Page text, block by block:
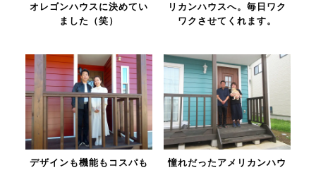
オレゴンハウスに決めてい
ました（笑）
リカンハウスへ。毎日ワク
ワクさせてくれます。
デザインも機能もコスパも
憧れだったアメリカンハウ